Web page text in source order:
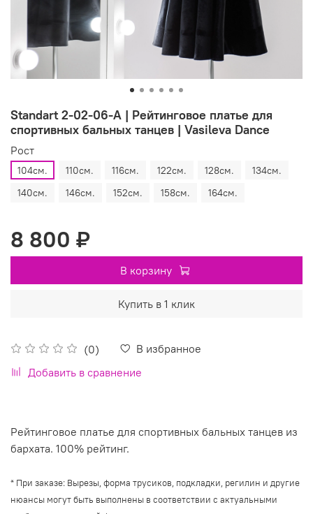
Standart 2-02-06-A | Рейтинговое платье для
спортивных бальных танцев | Vasileva Dance
(0)
В избранное
Добавить в сравнение
Рост
104см. 110см. 116см. 122см. 128см.
134см.
140см.
146см. 152см. 158см. 164см.
8 800 ₽
В корзину
Купить в 1 клик
Рейтинговое платье для спортивных бальных танцев из
бархата. 100% рейтинг.
* При заказе: Вырезы, форма трусиков, подкладки, регилин и другие
нюансы могут быть выполнены в соответствии с актуальными